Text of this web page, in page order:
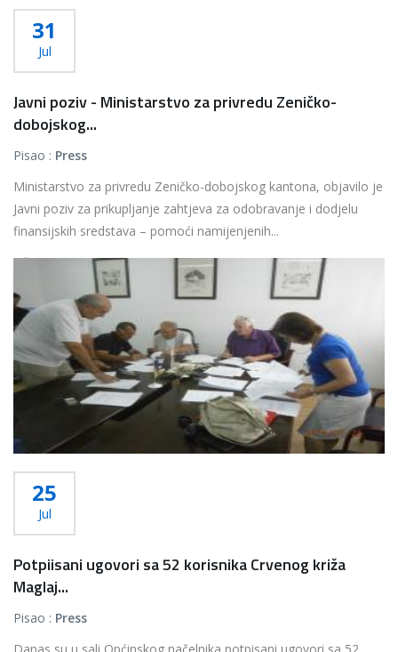
31
Jul
Javni poziv - Ministarstvo za privredu Zeničko-
dobojskog...
Pisao : Press
Ministarstvo za privredu Zeničko-dobojskog kantona, objavilo je
Javni poziv za prikupljanje zahtjeva za odobravanje i dodjelu
finansijskih sredstava – pomoći namijenjenih...
Više...
25
Jul
Potpiisani ugovori sa 52 korisnika Crvenog križa
Maglaj...
Pisao : Press